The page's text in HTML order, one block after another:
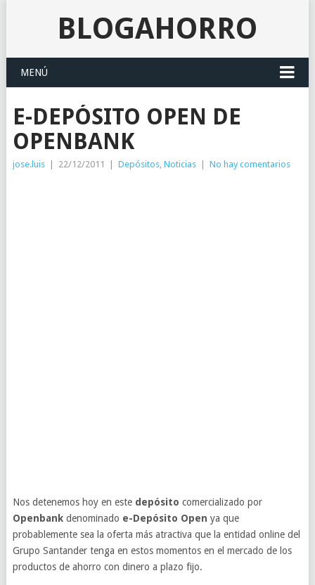
BLOGAHORRO
MENÚ
E-DEPÓSITO OPEN DE
OPENBANK
jose.luis 22/12/2011 Depósitos, Noticias No hay comentarios
Nos detenemos hoy en este depósito comercializado por
Openbankdenominado e-Depósito Open ya que
probablemente sea la oferta más atractiva que la entidad online del
Grupo Santander tenga en estos momentos en el mercado de los
productos de ahorro con dinero a plazo fijo.